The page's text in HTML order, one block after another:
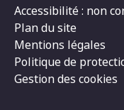
Accessibilité : non
Plan du site
Mentions légales
Politique de
Gestion des cookies